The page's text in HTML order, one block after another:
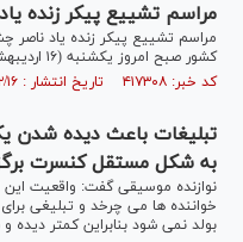
مراسم تشییع پیکر زنده
مراسم تشییع پیکر زنده یاد ناصر
کشور صبح امروز یکشنبه (۱۶ اردیبهشت) در تالار وحدت برگزار شد.
کد خبر: ۴۱۷۳۰۸ تاریخ انتشار : ۱۳۹۷/۰۲/۱۶
تبلیغات باعث دیده شدن
به شکل مستقل کنسرت
نوازنده موسیقی گفت: واقعیت
خواننده ها می چرخد و تبلیغی
بولد نمی شود بنابراین کمتر